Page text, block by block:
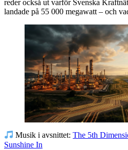
reder också ut varför Svenska
landade på 55 000 megawatt – och
Musik i avsnittet:The 5th
Sunshine In